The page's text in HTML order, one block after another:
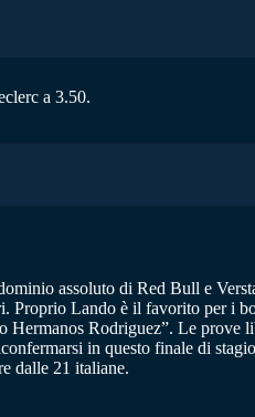
a 3.50.
assoluto di Red Bull e
Proprio Lando è il favorito per i
Hermanos Rodriguez”. Le prove
in questo finale di
dalle 21 italiane.